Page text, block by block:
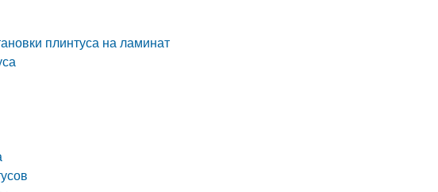
плинтуса на ламинат